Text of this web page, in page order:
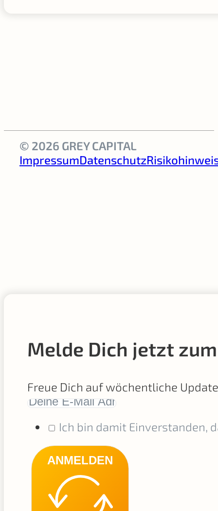
© 2026 GREY CAPITAL
ImpressumDatenschutz
Melde Dich jetzt
Freue Dich auf wöchentliche
Ich bin damit Einverstanden,
ANMELDEN